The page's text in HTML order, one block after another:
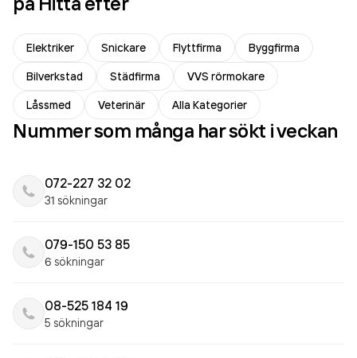
Elektriker Snickare Flyttfirma
Byggfirma
Bilverkstad
Städfirma
VVS rörmokare
Låssmed
Veterinär Alla Kategorier
Nummer som många har sökt i veckan
072-227 32 02
31 sökningar
079-150 53 85
6 sökningar
08-525 184 19
5 sökningar